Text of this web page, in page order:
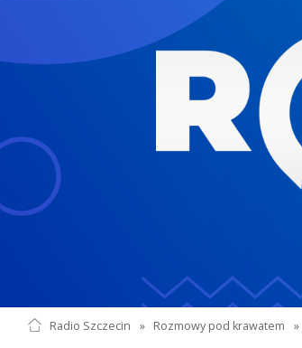
Radio Szczecin » Rozmowy pod krawatem »